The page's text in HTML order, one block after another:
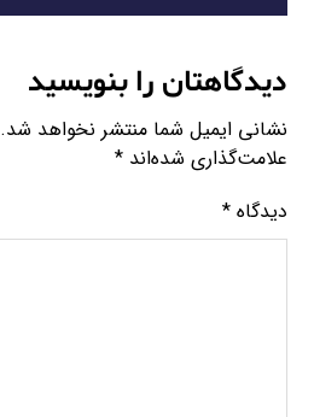
دیدگاهتان را بنویسید
نشانی ایمیل شما منتشر نخواهد شد.
علامت‌گذاری شده‌اند*
دیدگاه*